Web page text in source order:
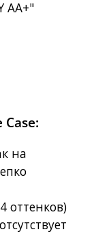
AA+"
на
оттенков)